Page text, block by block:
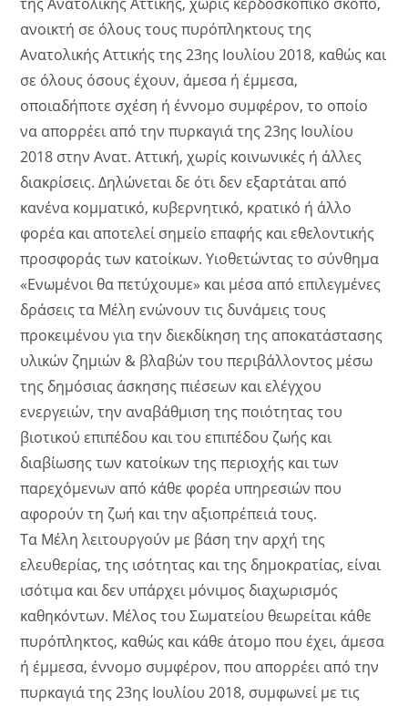
ανοικτή σε όλους τους πυρόπληκτους της
Ανατολικής Αττικής της 23ης Ιουλίου 2018, καθώς και
σε όλους όσους έχουν, άμεσα ή έμμεσα,
οποιαδήποτε σχέση ή έννομο συμφέρον, το οποίο
να απορρέει από την πυρκαγιά της 23ης Ιουλίου
2018 στην Ανατ. Αττική, χωρίς κοινωνικές ή άλλες
διακρίσεις. Δηλώνεται δε ότι δεν εξαρτάται από
κανένα κομματικό, κυβερνητικό, κρατικό ή άλλο
φορέα και αποτελεί σημείο επαφής και εθελοντικής
προσφοράς των κατοίκων. Υιοθετώντας το σύνθημα
«Ενωμένοι θα πετύχουμε» και μέσα από επιλεγμένες
δράσεις τα Μέλη ενώνουν τις δυνάμεις τους
προκειμένου για την διεκδίκηση της αποκατάστασης
υλικών ζημιών & βλαβών του περιβάλλοντος μέσω
της δημόσιας άσκησης πιέσεων και ελέγχου
ενεργειών, την αναβάθμιση της ποιότητας του
βιοτικού επιπέδου και του επιπέδου ζωής και
διαβίωσης των κατοίκων της περιοχής και των
παρεχόμενων από κάθε φορέα υπηρεσιών που
αφορούν τη ζωή και την αξιοπρέπειά τους.
Τα Μέλη λειτουργούν με βάση την αρχή της
ελευθερίας, της ισότητας και της δημοκρατίας, είναι
ισότιμα και δεν υπάρχει μόνιμος διαχωρισμός
καθηκόντων. Μέλος του Σωματείου θεωρείται κάθε
πυρόπληκτος, καθώς και κάθε άτομο που έχει, άμεσα
ή έμμεσα, έννομο συμφέρον, που απορρέει από την
πυρκαγιά της 23ης Ιουλίου 2018, συμφωνεί με τις